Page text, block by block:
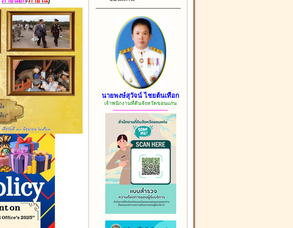
นายพงษ์สุวัจน์ ไชยต้นเทือก
เจ้าพนักงานที่ดินจังหวัดขอนแก่น
------------------------------------